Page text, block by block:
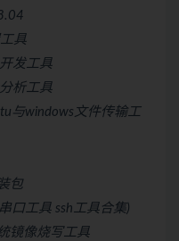
具
发工具
析工具
与windows文件传输工
包
口工具 ssh工具合集)
镜像烧写工具